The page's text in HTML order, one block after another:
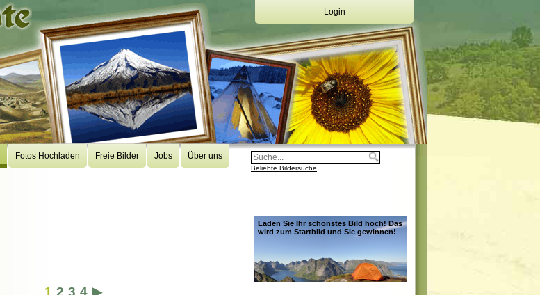
Login
Deine Emailadresse:
Dein Passwort:
Login
Registrierung
Fotos Hochladen Freie Bilder Jobs Über uns
Beliebte Bildersuche
Laden Sie Ihr schönstes Bild hoch! Das
wird zum Startbild und Sie gewinnen!
1 2 3 4 ▶